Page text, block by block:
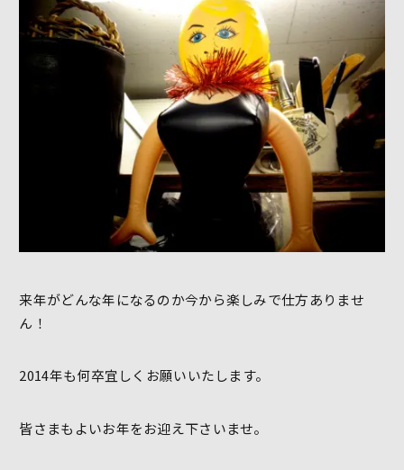
来年がどんな年になるのか今から楽しみで仕方ありませ
ん！
2014年も何卒宜しくお願いいたします。
皆さまもよいお年をお迎え下さいませ。